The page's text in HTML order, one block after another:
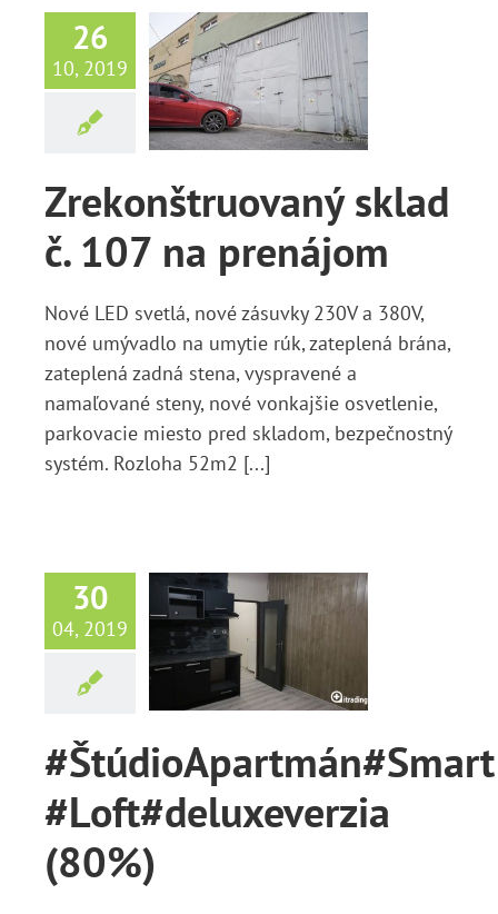
26
10, 2019
č. 107
Zrekonštruovaný sklad
č. 107 na prenájom
Nové LED svetlá, nové zásuvky 230V a 380V,
nové umývadlo na umytie rúk, zateplená brána,
zateplená zadná stena, vyspravené a
namaľované steny, nové vonkajšie osvetlenie,
parkovacie miesto pred skladom, bezpečnostný
systém. Rozloha 52m2 [...]
30
04, 2019
#ŠtúdioApartmán#Smart
#Loft#deluxeverzia
(80%)